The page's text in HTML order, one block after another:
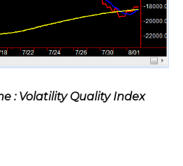
: Volatility Quality Index